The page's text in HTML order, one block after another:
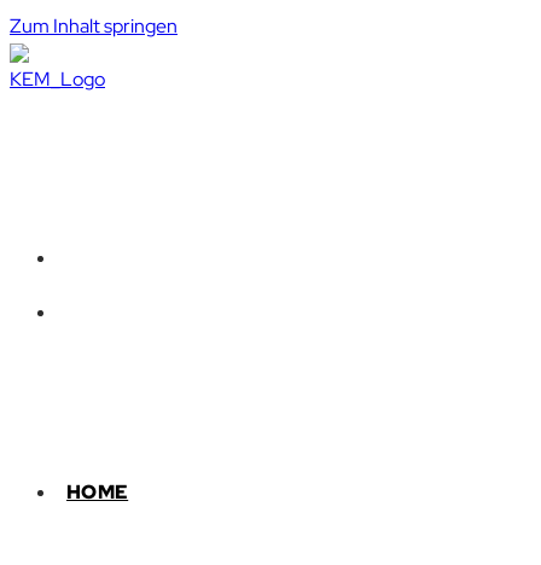
Zum Inhalt springen
HOME